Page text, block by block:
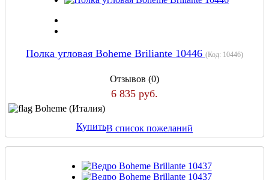
Полка угловая Boheme Briliante 10446 (Код: 10446)
Отзывов (0)
6 835 руб.
Boheme (Италия)
КупитьВ список пожеланий